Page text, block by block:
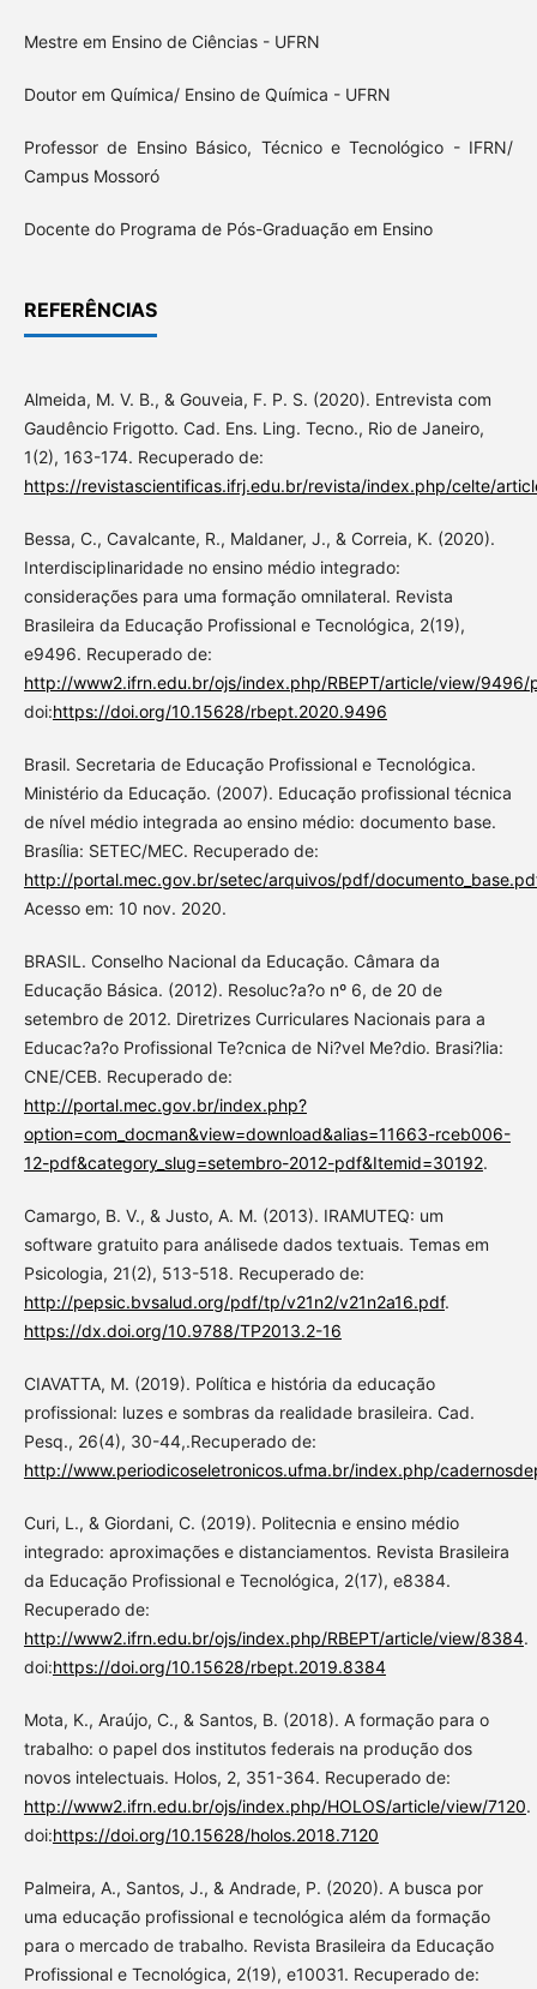
Mestre em Ensino de Ciências - UFRN
Doutor em Química/ Ensino de Química - UFRN
Professor de Ensino Básico, Técnico e Tecnológico - IFRN/
Campus Mossoró
Docente do Programa de Pós-Graduação em Ensino
REFERÊNCIAS
Almeida, M. V. B., & Gouveia, F. P. S. (2020). Entrevista com
Gaudêncio Frigotto. Cad. Ens. Ling. Tecno., Rio de Janeiro,
1(2), 163-174. Recuperado de:
https://revistascientificas.ifrj.edu.br/revista/index.php/celte/
Bessa, C., Cavalcante, R., Maldaner, J., & Correia, K. (2020).
Interdisciplinaridade no ensino médio integrado:
considerações para uma formação omnilateral. Revista
Brasileira da Educação Profissional e Tecnológica, 2(19),
e9496. Recuperado de:
http://www2.ifrn.edu.br/ojs/index.php/RBEPT/article/view/9496/
doi:https://doi.org/10.15628/rbept.2020.9496
Brasil. Secretaria de Educação Profissional e Tecnológica.
Ministério da Educação. (2007). Educação profissional técnica
de nível médio integrada ao ensino médio: documento base.
Brasília: SETEC/MEC. Recuperado de:
http://portal.mec.gov.br/setec/arquivos/pdf/
Acesso em: 10 nov. 2020.
BRASIL. Conselho Nacional da Educação. Câmara da
Educação Básica. (2012). Resoluc?a?o nº 6, de 20 de
setembro de 2012. Diretrizes Curriculares Nacionais para a
Educac?a?o Profissional Te?cnica de Ni?vel Me?dio. Brasi?lia:
CNE/CEB. Recuperado de:
http://portal.mec.gov.br/index.php?
option=com_docman&view=download&alias=11663-rceb006-
12-pdf&category_slug=setembro-2012-pdf&Itemid=30192.
Camargo, B. V., & Justo, A. M. (2013). IRAMUTEQ: um
software gratuito para análisede dados textuais. Temas em
Psicologia, 21(2), 513-518. Recuperado de:
http://pepsic.bvsalud.org/pdf/tp/v21n2/v21n2a16.pdf.
https://dx.doi.org/10.9788/TP2013.2-16
CIAVATTA, M. (2019). Política e história da educação
profissional: luzes e sombras da realidade brasileira. Cad.
Pesq., 26(4), 30-44,.Recuperado de:
http://www.periodicoseletronicos.ufma.br/index.php/
Curi, L., & Giordani, C. (2019). Politecnia e ensino médio
integrado: aproximações e distanciamentos. Revista Brasileira
da Educação Profissional e Tecnológica, 2(17), e8384.
Recuperado de:
http://www2.ifrn.edu.br/ojs/index.php/RBEPT/article/view/8384.
doi:https://doi.org/10.15628/rbept.2019.8384
Mota, K., Araújo, C., & Santos, B. (2018). A formação para o
trabalho: o papel dos institutos federais na produção dos
novos intelectuais. Holos, 2, 351-364. Recuperado de:
http://www2.ifrn.edu.br/ojs/index.php/HOLOS/article/view/7120.
doi:https://doi.org/10.15628/holos.2018.7120
Palmeira, A., Santos, J., & Andrade, P. (2020). A busca por
uma educação profissional e tecnológica além da formação
para o mercado de trabalho. Revista Brasileira da Educação
Profissional e Tecnológica, 2(19), e10031. Recuperado de: